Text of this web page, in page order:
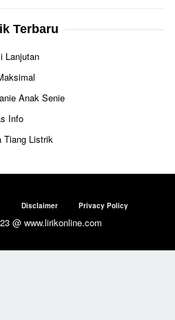
Terbaru
Lanjutan
Anak Senie
Info
Tiang Listrik
Disclaimer Privacy Policy
@ www.lirikonline.com